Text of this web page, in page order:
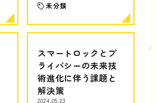
未分類
スマートロックとプ
ライバシーの未来技
術進化に伴う課題と
解決策
2024.05.23